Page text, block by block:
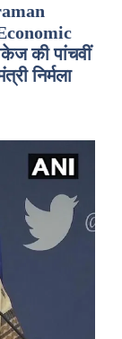
की पांचवीं
निर्मला